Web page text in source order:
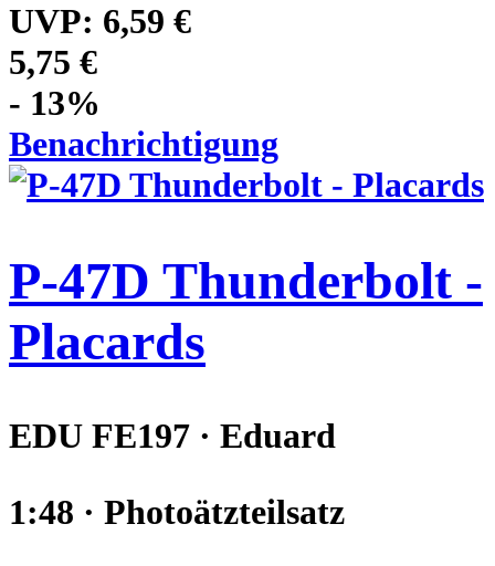
UVP: 6,59 €
5,75 €
- 13%
Benachrichtigung
P-47D Thunderbolt -
Placards
EDU FE197 · Eduard
1:48 · Photoätzteilsatz